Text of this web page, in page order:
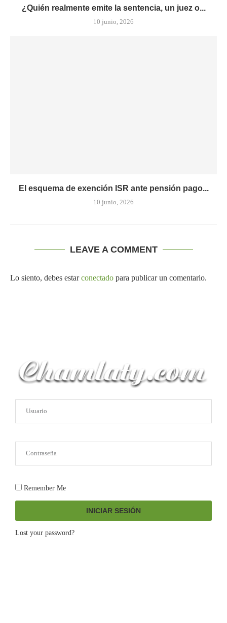
¿Quién realmente emite la sentencia, un juez o...
10 junio, 2026
El esquema de exención ISR ante pensión pago...
10 junio, 2026
LEAVE A COMMENT
Lo siento, debes estarconectado para publicar un comentario.
Remember Me
INICIAR SESIÓN
Lost your password?